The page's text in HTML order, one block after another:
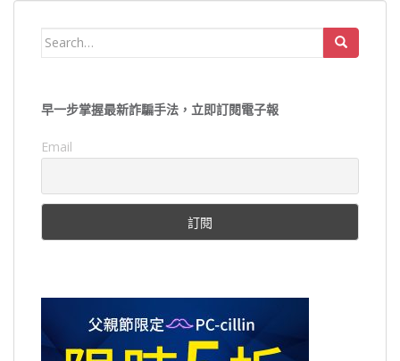
Search
早一步掌握最新詐騙手法，立即訂閱電子報
Email